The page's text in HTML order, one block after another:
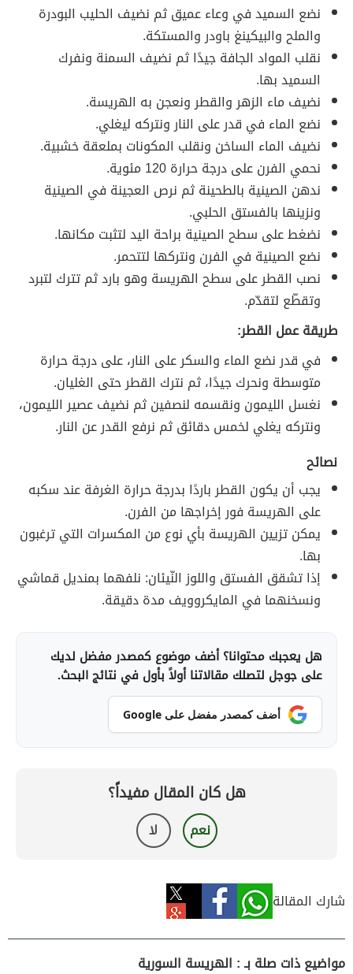
نضع السميد في وعاء عميق ثم نضيف الحليب البودرة
والملح والبيكينغ باودر والمستكة.
نقلب المواد الجافة جيدًا ثم نضيف السمنة ونفرك
السميد بها.
نضيف ماء الزهر والقطر ونعجن به الهريسة.
نضع الماء في قدر على النار ونتركه ليغلي.
نضيف الماء الساخن ونقلب المكونات بملعقة خشبية.
نحمي الفرن على درجة حرارة 120 مئوية.
ندهن الصينية بالطحينة ثم نرص العجينة في الصينية
ونزينها بالفستق الحلبي.
نضغط على سطح الصينية براحة اليد لتثبت مكانها.
نضع الصينية في الفرن ونتركها لتتحمر.
نصب القطر على سطح الهريسة وهو بارد ثم تترك لتبرد
وتقطّع لتقدّم.
طريقة عمل القطر:
في قدر نضع الماء والسكر على النار، على درجة حرارة
متوسطة ونحرك جيدًا، ثم نترك القطر حتى الغليان.
نغسل الليمون ونقسمه لنصفين ثم نضيف عصير الليمون،
ونتركه يغلي لخمس دقائق ثم نرفع القدر عن النار.
نصائح
يجب أن يكون القطر باردًا بدرجة حرارة الغرفة عند سكبه
على الهريسة فور إخراجها من الفرن.
يمكن تزيين الهريسة بأي نوع من المكسرات التي ترغبون
بها.
إذا تشقق الفستق واللوز النّيئان: نلفهما بمنديل قماشي
ونسخنهما في المايكروويف مدة دقيقة.
هل يعجبك محتوانا؟ أضف موضوع كمصدر مفضل لديك
على جوجل لتصلك مقالاتنا أولاً بأول في نتائج البحث.
أضف كمصدر مفضل على Google
هل كان المقال مفيداً؟
نعم لا
شارك المقالة
مواضيع ذات صلة بـ : الهريسة السورية